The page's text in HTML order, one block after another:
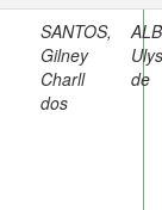
SANTOS,
Gilney
Charll
dos
de